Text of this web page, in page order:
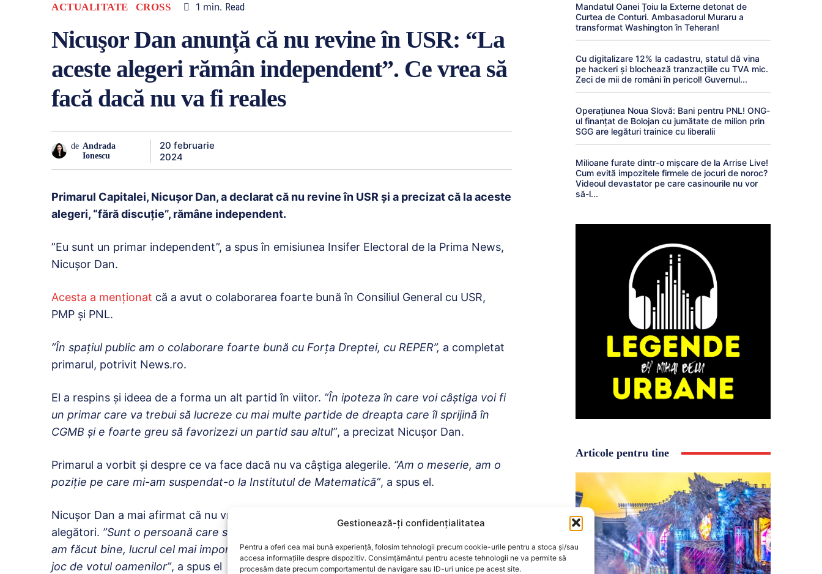
Gestionează-ți confidențialitatea
Pentru a oferi cea mai bună experiență, folosim tehnologii precum cookie-urile pentru a stoca și/sau
accesa informațiile despre dispozitiv. Consimțământul pentru aceste tehnologii ne va permite să
procesăm date precum comportamentul de navigare sau ID-uri unice pe acest site.
ACTUALITATE CROSS 1 min. Read
Nicuşor Dan anunță că nu revine în USR: “La
aceste alegeri rămân independent”. Ce vrea să
facă dacă nu va fi reales
de Andrada
Ionescu
20 februarie
2024
Primarul Capitalei, Nicuşor Dan, a declarat că nu revine în USR și a precizat că la aceste
alegeri, “fără discuţie”, rămâne independent.
”Eu sunt un primar independent”, a spus în emisiunea Insifer Electoral de la Prima News,
Nicușor Dan.
Acesta a menţionat că a avut o colaborarea foarte bună în Consiliul General cu USR,
PMP şi PNL.
”În spaţiul public am o colaborare foarte bună cu Forţa Dreptei, cu REPER”, a completat
primarul, potrivit News.ro.
El a respins şi ideea de a forma un alt partid în viitor. ”În ipoteza în care voi câştiga voi fi
un primar care va trebui să lucreze cu mai multe partide de dreapta care îl sprijină în
CGMB şi e foarte greu să favorizezi un partid sau altul”, a precizat Nicuşor Dan.
Primarul a vorbit şi despre ce va face dacă nu va câştiga alegerile. ”Am o meserie, am o
poziţie pe care mi-am suspendat-o la Institutul de Matematică”, a spus el.
Nicuşor Dan a mai afirmat că nu vrea să îşi dea o notă ci aşteaptă să fie evaluat de
alegători. ”Sunt o persoană care se autoevaluează în exces, ştiu unde am greşit, ştiu ce
am făcut bine, lucrul cel mai important este că am fost foarte serios şi nu mi-am bătut
joc de votul oamenilor”, a spus el
Mandatul Oanei Țoiu la Externe detonat de
Curtea de Conturi. Ambasadorul Muraru a
transformat Washington în Teheran!
Cu digitalizare 12% la cadastru, statul dă vina
pe hackeri și blochează tranzacțiile cu TVA mic.
Zeci de mii de români în pericol! Guvernul...
Operațiunea Noua Slovă: Bani pentru PNL! ONG-
ul finanțat de Bolojan cu jumătate de milion prin
SGG are legături trainice cu liberalii
Milioane furate dintr-o mișcare de la Arrise Live!
Cum evită impozitele firmele de jocuri de noroc?
Videoul devastator pe care casinourile nu vor
să-l...
Articole pentru tine